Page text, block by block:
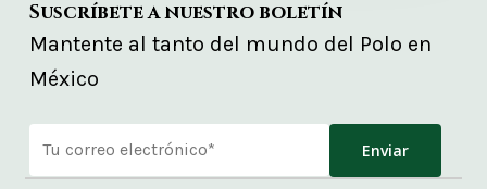
Suscríbete a nuestro boletín
Mantente al tanto del mundo del Polo en
México